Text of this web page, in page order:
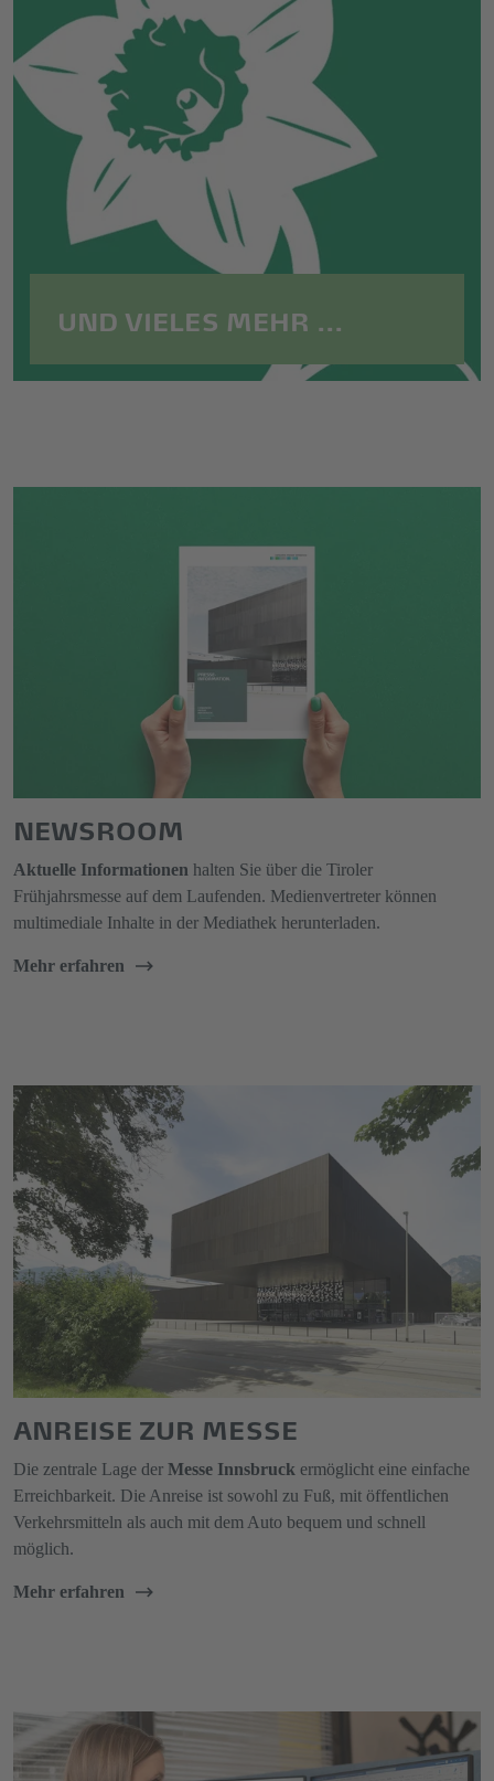
UND VIELES MEHR ...
NEWSROOM
Aktuelle Informationen halten Sie über die Tiroler
Frühjahrsmesse auf dem Laufenden. Medienvertreter können
multimediale Inhalte in der Mediathek herunterladen.
Mehr erfahren
ANREISE ZUR MESSE
Die zentrale Lage der Messe Innsbruck ermöglicht eine einfache
Erreichbarkeit. Die Anreise ist sowohl zu Fuß, mit öffentlichen
Verkehrsmitteln als auch mit dem Auto bequem und schnell
möglich.
Mehr erfahren